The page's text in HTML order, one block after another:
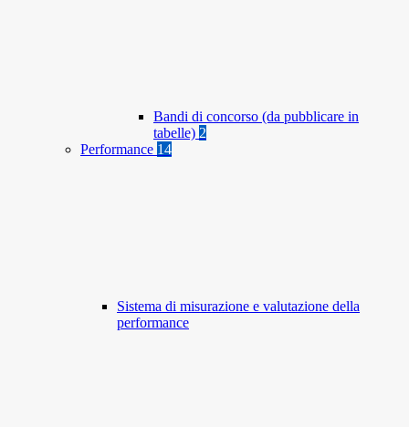
Bandi di concorso (da pubblicare in
tabelle) 2
Performance 14
Sistema di misurazione e valutazione della
performance